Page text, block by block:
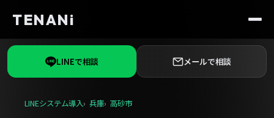
TENANi
LINEで相談 メールで相談
LINEシステム導入 兵庫 高砂市